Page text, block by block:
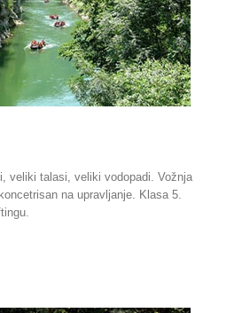
veliki talasi, veliki vodopadi. Vožnja
na upravljanje. Klasa 5.